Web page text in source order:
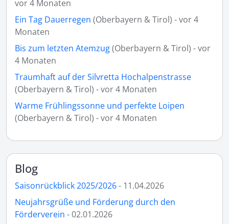
vor 4 Monaten
Ein Tag Dauerregen (Oberbayern & Tirol) - vor 4
Monaten
Bis zum letzten Atemzug(Oberbayern & Tirol) - vor
4 Monaten
Traumhaft auf der Silvretta Hochalpenstrasse
(Oberbayern & Tirol) - vor 4 Monaten
Warme Frühlingssonne und perfekte Loipen
(Oberbayern & Tirol) - vor 4 Monaten
Blog
Saisonrückblick 2025/2026- 11.04.2026
Neujahrsgrüße und Förderung durch den
Förderverein - 02.01.2026